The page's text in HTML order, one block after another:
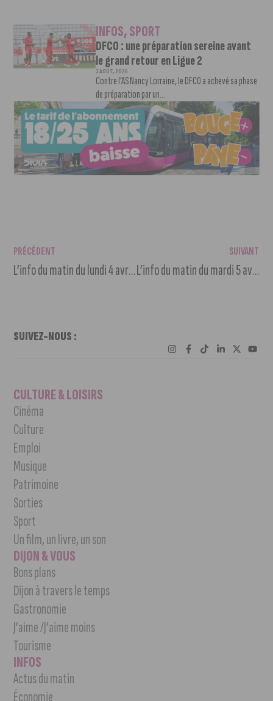
INFOS,SPORT
DFCO : une préparation sereine avant
le grand retour en Ligue 2
3 AOÛT, 2026
Contre l’AS Nancy Lorraine, le DFCO a achevé sa phase
de préparation par un...
PRÉCÉDENT
L’info du matin du lundi 4 avril 2022
SUIVANT
L’info du matin du mardi 5 avril 2022
SUIVEZ-NOUS :
CULTURE & LOISIRS
Cinéma
Culture
Emploi
Musique
Patrimoine
Sorties
Sport
Un film, un livre, un son
DIJON & VOUS
Bons plans
Dijon à travers le temps
Gastronomie
J’aime /J’aime moins
Tourisme
INFOS
Actus du matin
Économie